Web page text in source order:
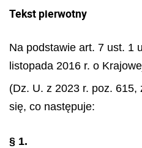
Tekst pierwotny
Na podstawie art. 7 ust. 1
listopada 2016 r. o
(Dz. U. z 2023 r. poz. 615,
się, co następuje:
§ 1.